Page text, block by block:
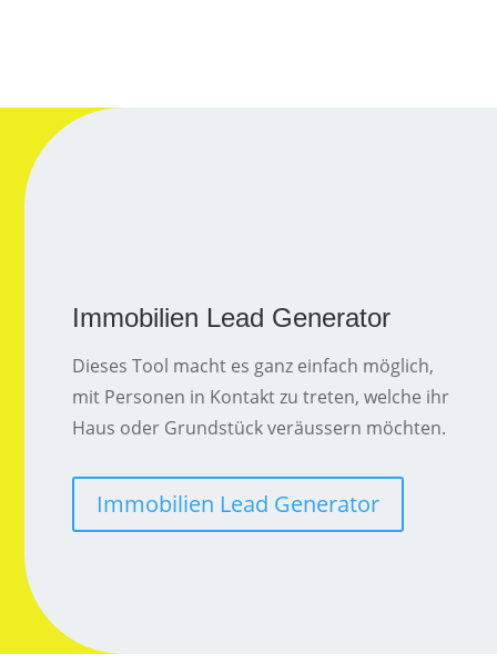
Immobilien Lead Generator
Dieses Tool macht es ganz einfach möglich,
mit Personen in Kontakt zu treten, welche ihr
Haus oder Grundstück veräussern möchten.
Immobilien Lead Generator